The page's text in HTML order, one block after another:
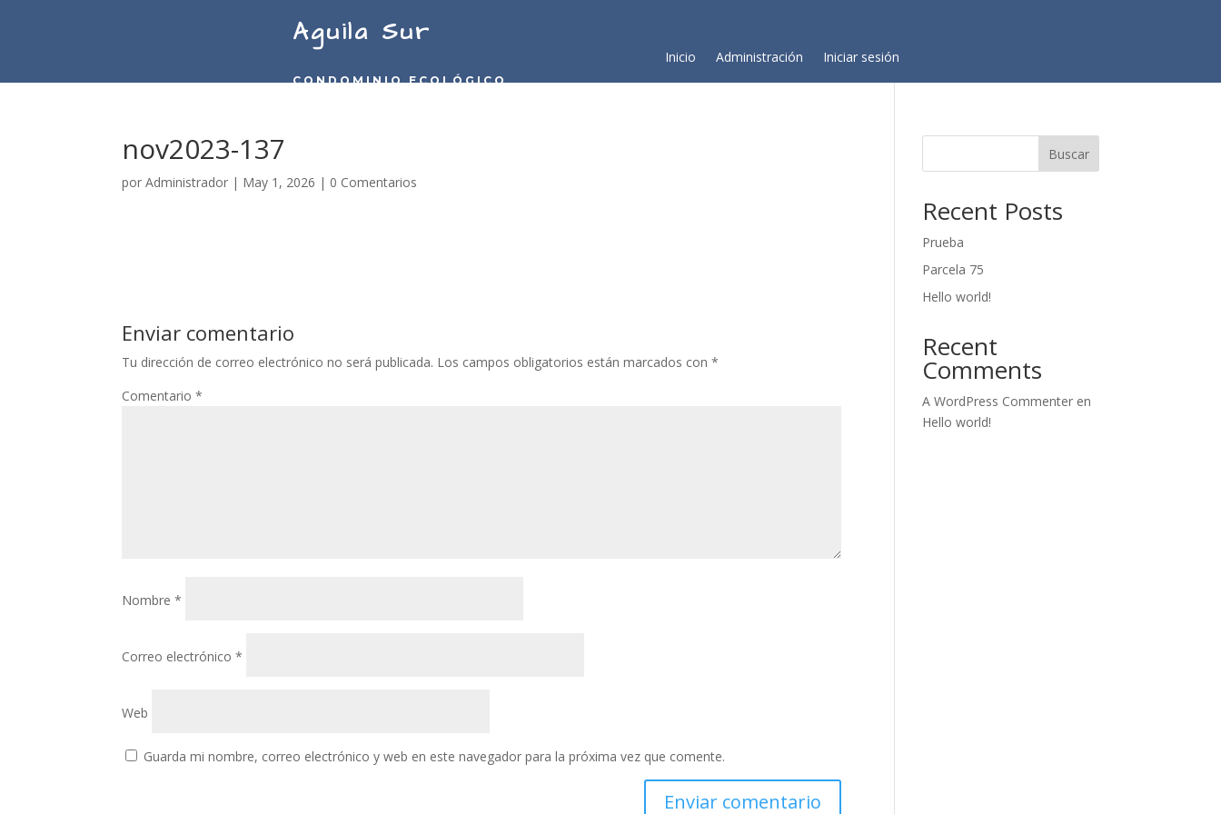
Aguila Sur
CONDOMINIO ECOLÓGICO
Inicio Administración Iniciar sesión
nov2023-137
porAdministrador | May 1, 2026 | 0 Comentarios
Enviar comentario
Tu dirección de correo electrónico no será publicada. Los campos obligatorios están marcados con*
Comentario*
Nombre*
Correo electrónico*
Web
Guarda mi nombre, correo electrónico y web en este navegador para la próxima vez que comente.
Buscar
Recent Posts
Prueba
Parcela 75
Hello world!
Recent
Comments
A WordPress Commenter en
Hello world!